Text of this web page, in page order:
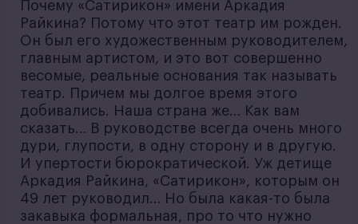
Почему «Сатирикон» имени Аркадия
Райкина? Потому что этот театр им рожден.
Он был его художественным руководителем,
главным артистом, и это вот совершенно
весомые, реальные основания так называть
театр. Причем мы долгое время этого
добивались. Наша страна же… Как вам
сказать… В руководстве всегда очень много
дури, глупости, в одну сторону и в другую.
И упертости бюрократической. Уж детище
Аркадия Райкина, «Сатирикон», которым он
49 лет руководил… Но была какая-то была
закавыка формальная, про то что нужно